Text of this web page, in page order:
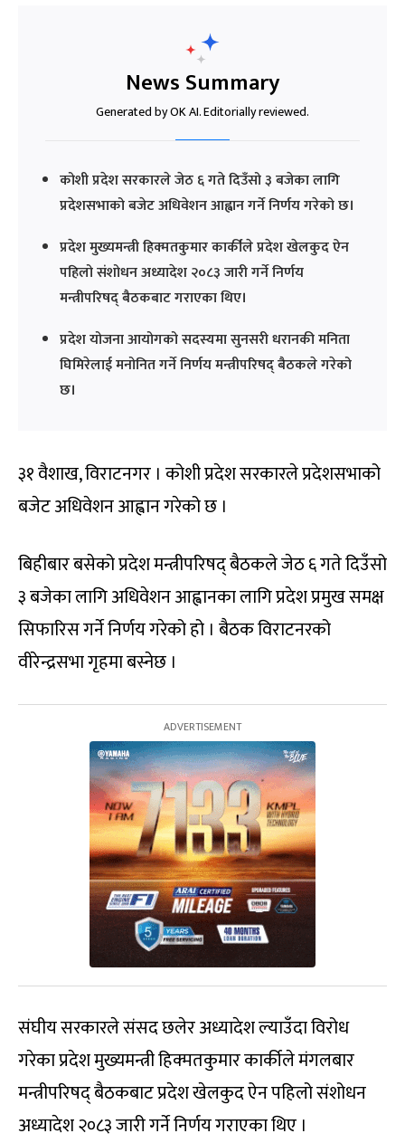
News Summary
Generated by OK AI. Editorially reviewed.
कोशी प्रदेश सरकारले जेठ ६ गते दिउँसो ३ बजेका लागि
प्रदेशसभाको बजेट अधिवेशन आह्वान गर्ने निर्णय गरेको छ।
प्रदेश मुख्यमन्त्री हिक्मतकुमार कार्कीले प्रदेश खेलकुद ऐन
पहिलो संशोधन अध्यादेश २०८३ जारी गर्ने निर्णय
मन्त्रीपरिषद् बैठकबाट गराएका थिए।
प्रदेश योजना आयोगको सदस्यमा सुनसरी धरानकी मनिता
घिमिरेलाई मनोनित गर्ने निर्णय मन्त्रीपरिषद् बैठकले गरेको
छ।
३१ वैशाख, विराटनगर । कोशी प्रदेश सरकारले प्रदेशसभाको
बजेट अधिवेशन आह्वान गरेको छ ।
बिहीबार बसेको प्रदेश मन्त्रीपरिषद् बैठकले जेठ ६ गते दिउँसो
३ बजेका लागि अधिवेशन आह्वानका लागि प्रदेश प्रमुख समक्ष
सिफारिस गर्ने निर्णय गरेको हो । बैठक विराटनरको
वीरेन्द्रसभा गृहमा बस्नेछ ।
संघीय सरकारले संसद छलेर अध्यादेश ल्याउँदा विरोध
गरेका प्रदेश मुख्यमन्त्री हिक्मतकुमार कार्कीले मंगलबार
मन्त्रीपरिषद् बैठकबाट प्रदेश खेलकुद ऐन पहिलो संशोधन
अध्यादेश २०८३ जारी गर्ने निर्णय गराएका थिए ।